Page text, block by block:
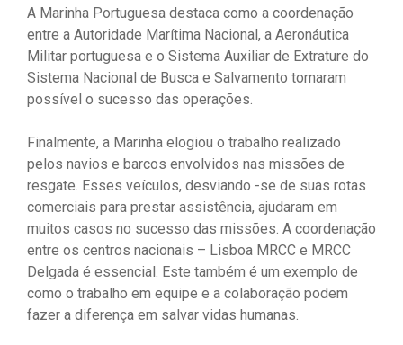
A Marinha Portuguesa destaca como a coordenação
entre a Autoridade Marítima Nacional, a Aeronáutica
Militar portuguesa e o Sistema Auxiliar de Extrature do
Sistema Nacional de Busca e Salvamento tornaram
possível o sucesso das operações.
Finalmente, a Marinha elogiou o trabalho realizado
pelos navios e barcos envolvidos nas missões de
resgate. Esses veículos, desviando -se de suas rotas
comerciais para prestar assistência, ajudaram em
muitos casos no sucesso das missões. A coordenação
entre os centros nacionais – Lisboa MRCC e MRCC
Delgada é essencial. Este também é um exemplo de
como o trabalho em equipe e a colaboração podem
fazer a diferença em salvar vidas humanas.